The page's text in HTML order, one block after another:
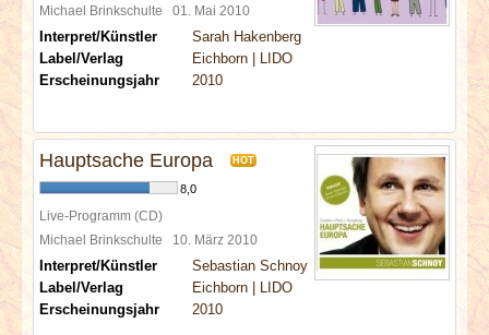
Michael Brinkschulte 01. Mai 2010
Interpret/Künstler
Sarah Hakenberg
Label/Verlag
Eichborn | LIDO
Erscheinungsjahr
2010
Hauptsache Europa HOT
8,0
Live-Programm (CD)
Michael Brinkschulte 10. März 2010
Interpret/Künstler
Sebastian Schnoy
Label/Verlag
Eichborn | LIDO
Erscheinungsjahr
2010